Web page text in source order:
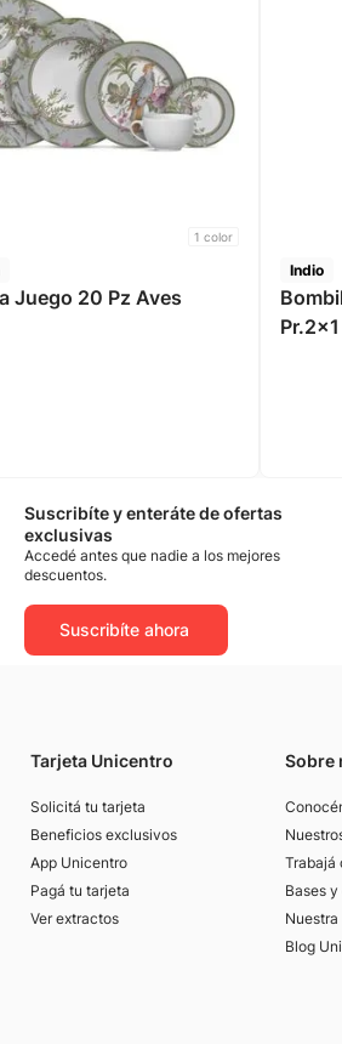
1 color
Juego 20 Pz Aves
Indio
Pr.2x1
Suscribíte y enteráte de ofertas
exclusivas
Accedé antes que nadie a los mejores
descuentos.
Suscribíte ahora
Tarjeta Unicentro
Solicitá tu tarjeta
Beneficios exclusivos
App Unicentro
Pagá tu tarjeta
Ver extractos
Sobre
Trabajá
Bases
Nuestra
Blog